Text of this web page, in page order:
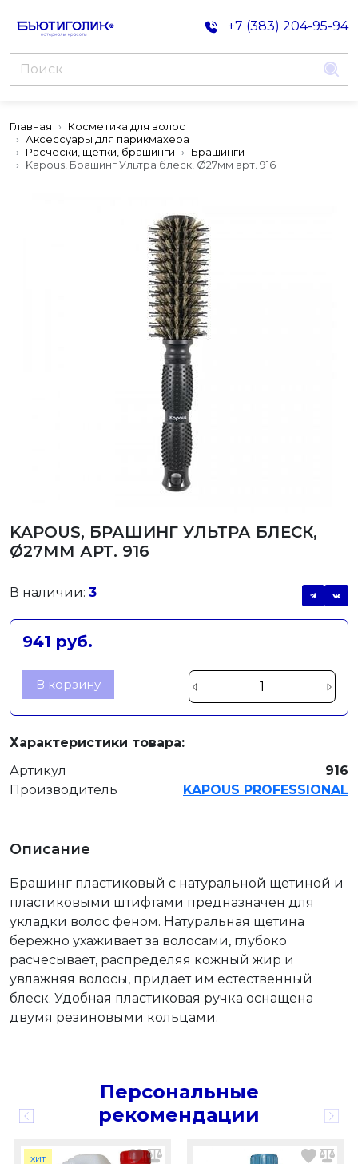
+7 (383) 204-95-94
Главная
Косметика для волос
Аксессуары для парикмахера
Расчески, щетки, брашинги
Брашинги
Kapous, Брашинг Ультра блеск, Ø27мм арт. 916
KAPOUS, БРАШИНГ УЛЬТРА БЛЕСК,
Ø27ММ АРТ. 916
В наличии: 3
941 руб.
В корзину
Характеристики товара:
Артикул
916
Производитель
KAPOUS PROFESSIONAL
Описание
Брашинг пластиковый с натуральной щетиной и
пластиковыми штифтами предназначен для
укладки волос феном. Натуральная щетина
бережно ухаживает за волосами, глубоко
расчесывает, распределяя кожный жир и
увлажняя волосы, придает им естественный
блеск. Удобная пластиковая ручка оснащена
двумя резиновыми кольцами.
Персональные
рекомендации
хит